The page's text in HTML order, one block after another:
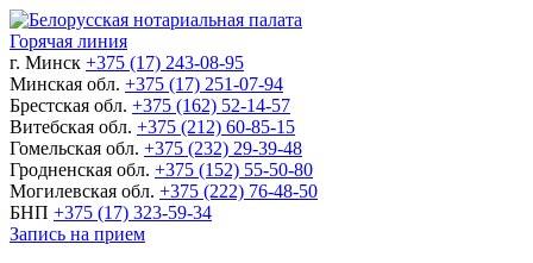
Горячая линия
г. Минск +375 (17) 243-08-95
Минская обл. +375 (17) 251-07-94
Брестская обл. +375 (162) 52-14-57
Витебская обл. +375 (212) 60-85-15
Гомельская обл. +375 (232) 29-39-48
Гродненская обл. +375 (152) 55-50-80
Могилевская обл. +375 (222) 76-48-50
БНП +375 (17) 323-59-34
Запись на прием